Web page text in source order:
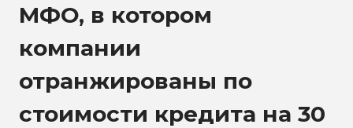
МФО, в котором
компании
отранжированы по
стоимости кредита на 30